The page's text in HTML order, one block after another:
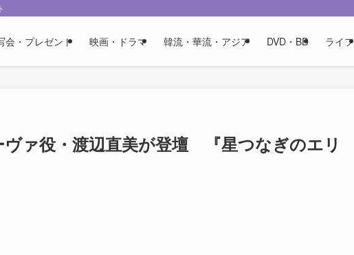
会・プレゼント 映画・ドラマ 韓流・華流・アジア DVD・BD ライフ
ァ役・渡辺直美が登壇 『星つなぎのエリ